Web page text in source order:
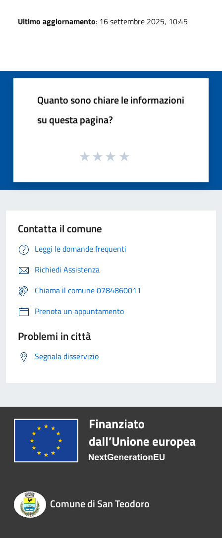
Ultimo aggiornamento: 16 settembre 2025, 10:45
Quanto sono chiare le informazioni
su questa pagina?
Contatta il comune
Leggi le domande frequenti
Richiedi Assistenza
Chiama il comune 0784860011
Prenota un appuntamento
Problemi in città
Segnala disservizio
Comune di San Teodoro